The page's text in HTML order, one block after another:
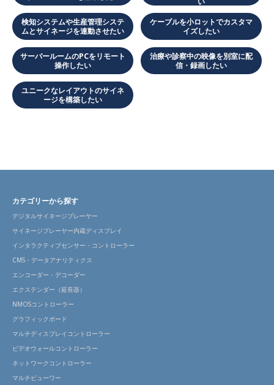
検知システムや生産管理システ
ムとサイネージを連動させたい
ケーブルを小ロットでカスタマ
イズしたい
サーバールームのPCをリモート
操作したい
治療や診察中の映像を別室に配
信・録画したい
ユニークなレイアウトのサイネ
ージを構築したい
カテゴリーから探す
デジタルサイネージプレーヤー
サイネージプレーヤー内蔵ディスプレイ
インタラクティブセンサー・コントローラー
CMS・データアナリティクス
エンコーダー・デコーダー
エクステンダー（延長器）
NMOSコントローラー
グラフィックボード
マルチディスプレイコントローラー
ビデオウォールコントローラー
ネットワークコントローラー
マルチビューワー